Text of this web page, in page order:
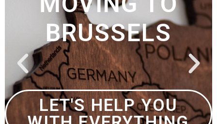
LATEN WE UW
BONDGENOOT TER
PLAATSE ZIJN